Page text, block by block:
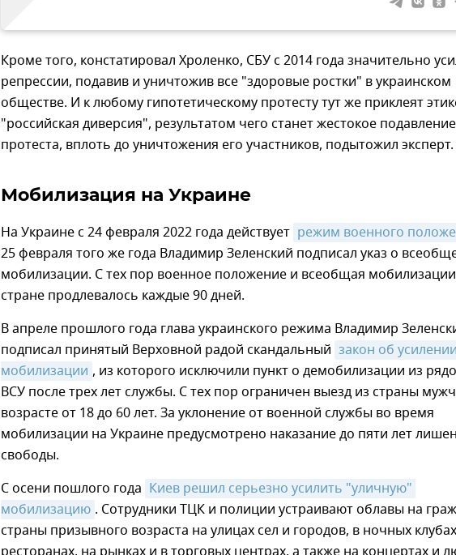
Кроме того, констатировал Хроленко, СБУ с 2014 года значительно
репрессии, подавив и уничтожив все "здоровые ростки" в украинском
обществе. И к любому гипотетическому протесту тут же приклеят
"российская диверсия", результатом чего станет жестокое подавление
протеста, вплоть до уничтожения его участников, подытожил эксперт.
Мобилизация на Украине
На Украине с 24 февраля 2022 года действует режим военного
25 февраля того же года Владимир Зеленский подписал указ о
мобилизации. С тех пор военное положение и всеобщая
стране продлевалось каждые 90 дней.
В апреле прошлого года глава украинского режима Владимир
подписал принятый Верховной радой скандальный закон об
мобилизации , из которого исключили пункт о демобилизации из
ВСУ после трех лет службы. С тех пор ограничен выезд из страны
возрасте от 18 до 60 лет. За уклонение от военной службы во время
мобилизации на Украине предусмотрено наказание до пяти лет
свободы.
С осени пошлого года Киев решил серьезно усилить "уличную"
мобилизацию . Сотрудники ТЦК и полиции устраивают облавы на
страны призывного возраста на улицах сел и городов, в ночных